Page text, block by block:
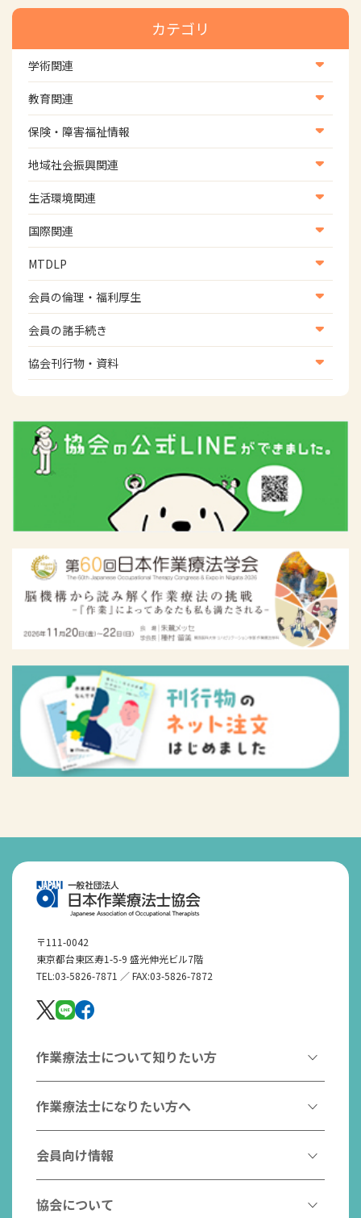
※専門作業療法士を専門分野毎に実人数で表示しています。
専門分野から探す
福祉用具(6名)
田中 勇次郎
松本 琢麿 神奈川県総合リハビリテーションセンター
林 正春 中伊豆温泉病院
山田 隆人 関西医療大学 保健医療学部 作業療法学科
松元 義彦 カクイックスウィング 鹿児島中央営業所
認知症
明福 真理子 能美市立病院
京都橘大学 健康科学部 作業療法学科
菅沼 一平
上城 憲司 宝塚医療大学 和歌山保健医療学部
中島 龍彦
岡山医療専門職大学 健康科学部 作業療法学
科
県立広島大学 保健福祉学部保健福祉学科作業
県立広島大学 保健福祉学部保健福祉学科作業
仙波 梨沙
熊本保健科学大学 保健科学部リハビリテー
ション学科作業療法学専攻
手外科(27名)
会員名
越後 歩 札幌徳洲会病院
弘前医療福祉大学 保健学部医療技術学科作業
療法学専攻
カテゴリ
学術関連
学術・研究
学会
学術誌
教育関連
養成教育
生涯教育
研修会
協会認定資格試験・審査会情報
保険・障害福祉情報
医療保険情報
介護保険情報
児童福祉・障害福祉情報
地域社会振興関連
地域社会振興部地域事業支援課【認知症対策班】
地域社会振興部地域事業支援課【地域包括ケア推進班】
地域社会振興部地域事業支援課【運転と地域移動推進
班】
スポーツ振興関連
災害対策関連
生活環境関連
生活環境・福祉用具支援
国際関連
国際関連
WFOT等海外関連情報
MTDLP
MTDLP室
会員の倫理・福利厚生
会員向け団体保険のご案内
女性相談窓口
倫理関連情報
会員の諸手続き
会員の諸手続き
協会刊行物・資料
広報活動について
主な協会資料
〒111-0042
東京都台東区寿1-5-9 盛光伸光ビル7階
TEL:03-5826-7871 ／ FAX:03-5826-7872
作業療法士について知りたい方
作業療法とは
作業療法士とは
はたらく作業療法士
作業療法士になりたい方へ
作業療法士になるには
作業療法士として活躍する先輩
こんなところで活躍！作業療法士
会員向け情報
協会からのお知らせ
協会について